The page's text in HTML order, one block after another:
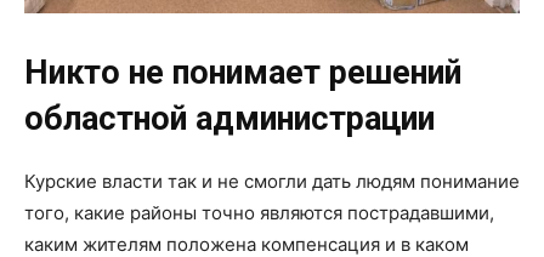
Никто не понимает решений
областной администрации
Курские власти так и не смогли дать людям понимание
того, какие районы точно являются пострадавшими,
каким жителям положена компенсация и в каком